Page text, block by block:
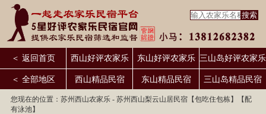
＜ 返回首页 西山好评农家乐 东山好评农家乐 三山岛好评农家乐
＜ 全部地区 西山精品民宿 东山精品民宿 三山岛精品民宿
您现在的位置： 苏州西山农家乐- 苏州西山梨云山居民宿【包吃住包栋】【配
有泳池】